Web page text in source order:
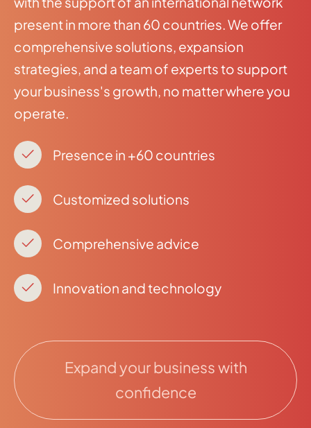
present in more than 60 countries. We offer
comprehensive solutions, expansion
strategies, and a team of experts to support
your business's growth, no matter where you
operate.
Presence in +60 countries
Customized solutions
Comprehensive advice
Innovation and technology
Expand your business with
confidence